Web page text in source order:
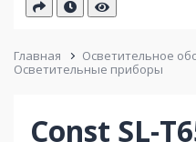
Главная
Осветительное
Осветительные приборы
Const SL-